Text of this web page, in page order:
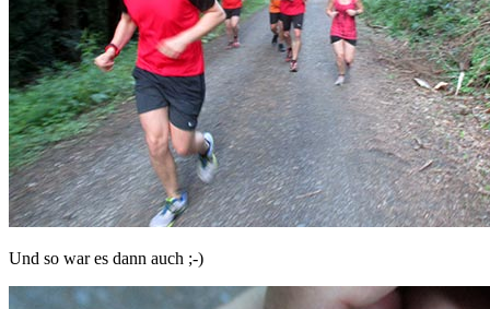
Und so war es dann auch ;-)